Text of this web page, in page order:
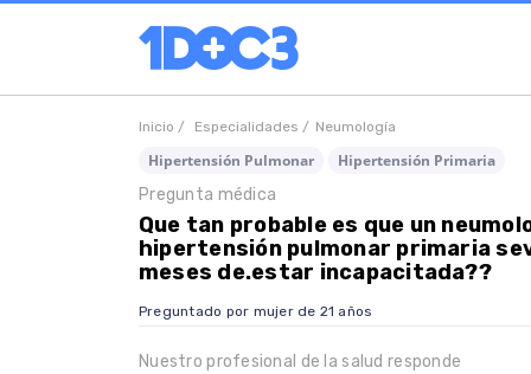
Inicio / Especialidades / Neumología
Hipertensión Pulmonar
Hipertensión Primaria
Pregunta médica
Que tan probable es que un
hipertensión pulmonar primaria
meses de.estar incapacitada??
Preguntado por mujer de 21 años
Nuestro profesional de la salud responde